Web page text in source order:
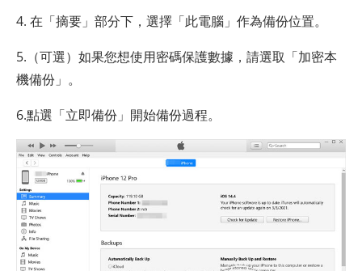
4. 在「摘要」部分下，選擇「此電腦」作為備份位置。
5.（可選）如果您想使用密碼保護數據，請選取「加密本
機備份」。
6.點選「立即備份」開始備份過程。